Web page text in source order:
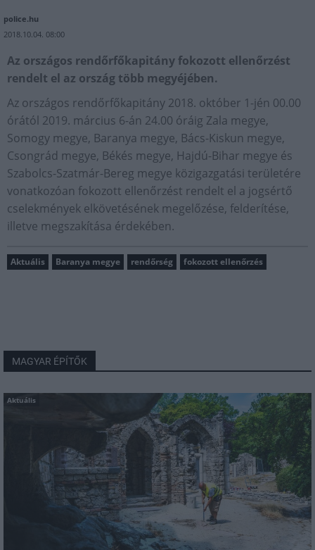
police.hu
2018.10.04. 08:00
Az országos rendőrfőkapitány fokozott ellenőrzést
rendelt el az ország több megyéjében.
Az országos rendőrfőkapitány 2018. október 1-jén 00.00
órától 2019. március 6-án 24.00 óráig Zala megye,
Somogy megye, Baranya megye, Bács-Kiskun megye,
Csongrád megye, Békés megye, Hajdú-Bihar megye és
Szabolcs-Szatmár-Bereg megye közigazgatási területére
vonatkozóan fokozott ellenőrzést rendelt el a jogsértő
cselekmények elkövetésének megelőzése, felderítése,
illetve megszakítása érdekében.
Aktuális Baranya megye rendőrség fokozott ellenőrzés
MAGYAR ÉPÍTŐK
Aktuális